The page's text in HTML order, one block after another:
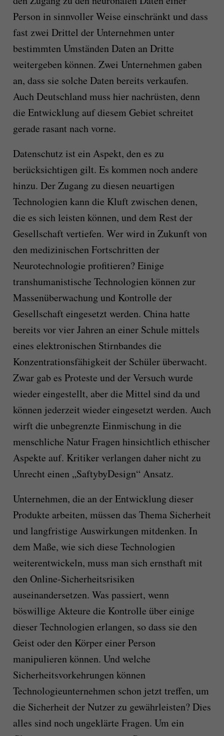
Person in sinnvoller Weise einschränkt und dass
fast zwei Drittel der Unternehmen unter
bestimmten Umständen Daten an Dritte
weitergeben können. Zwei Unternehmen gaben
an, dass sie solche Daten bereits verkaufen.
Auch Deutschland muss hier nachrüsten, denn
die Entwicklung auf diesem Gebiet schreitet
gerade rasant nach vorne.
Datenschutz ist ein Aspekt, den es zu
berücksichtigen gilt. Es kommen noch andere
hinzu. Der Zugang zu diesen neuartigen
Technologien kann die Kluft zwischen denen,
die es sich leisten können, und dem Rest der
Gesellschaft vertiefen. Wer wird in Zukunft von
den medizinischen Fortschritten der
Neurotechnologie profitieren? Einige
transhumanistische Technologien können zur
Massenüberwachung und Kontrolle der
Gesellschaft eingesetzt werden. China hatte
bereits vor vier Jahren an einer Schule mittels
eines elektronischen Stirnbandes die
Konzentrationsfähigkeit der Schüler überwacht.
Zwar gab es Proteste und der Versuch wurde
wieder eingestellt, aber die Mittel sind da und
können jederzeit wieder eingesetzt werden. Auch
wirft die unbegrenzte Einmischung in die
menschliche Natur Fragen hinsichtlich ethischer
Aspekte auf. Kritiker verlangen daher nicht zu
Unrecht einen „SaftybyDesign“ Ansatz.
Unternehmen, die an der Entwicklung dieser
Produkte arbeiten, müssen das Thema Sicherheit
und langfristige Auswirkungen mitdenken. In
dem Maße, wie sich diese Technologien
weiterentwickeln, muss man sich ernsthaft mit
den Online-Sicherheitsrisiken
auseinandersetzen. Was passiert, wenn
böswillige Akteure die Kontrolle über einige
dieser Technologien erlangen, so dass sie den
Geist oder den Körper einer Person
manipulieren können. Und welche
Sicherheitsvorkehrungen können
Technologieunternehmen schon jetzt treffen, um
die Sicherheit der Nutzer zu gewährleisten? Dies
alles sind noch ungeklärte Fragen. Um ein